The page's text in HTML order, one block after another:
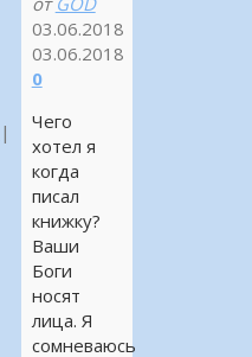
03.06.2018
03.06.2018
0
Чего
хотел я
когда
писал
книжку?
Ваши
Боги
носят
лица. Я
сомневаюсь
|